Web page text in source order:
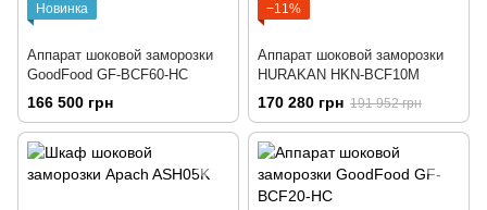
Новинка
Аппарат шоковой заморозки
GoodFood GF-BCF60-HC
166 500 грн
−11%
Аппарат шоковой заморозки
HURAKAN HKN-BCF10M
170 280 грн 191 952 грн